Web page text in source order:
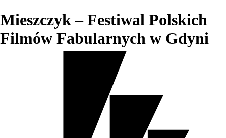
Mieszczyk – Festiwal Polskich
Filmów Fabularnych w Gdyni